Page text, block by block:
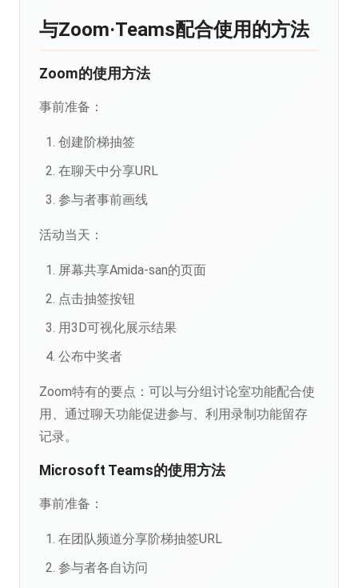
与Zoom·Teams配合使用的方法
Zoom的使用方法
事前准备：
创建阶梯抽签
在聊天中分享URL
参与者事前画线
活动当天：
屏幕共享Amida-san的页面
点击抽签按钮
用3D可视化展示结果
公布中奖者
Zoom特有的要点：可以与分组讨论室功能配合使
用、通过聊天功能促进参与、利用录制功能留存
记录。
Microsoft Teams的使用方法
事前准备：
在团队频道分享阶梯抽签URL
参与者各自访问